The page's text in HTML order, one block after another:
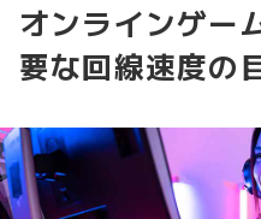
オンラインゲー
要な回線速度の